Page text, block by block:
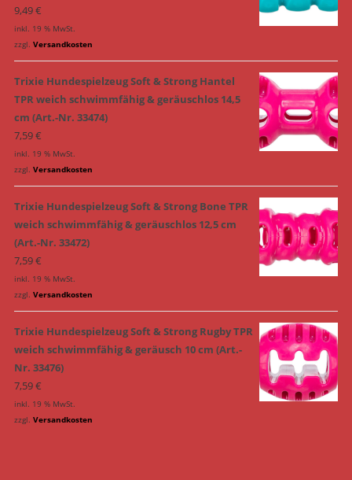
9,49€
inkl. 19 % MwSt.
zzgl. Versandkosten
Trixie Hundespielzeug Soft & Strong Hantel
TPR weich schwimmfähig & geräuschlos 14,5
cm (Art.-Nr. 33474)
7,59€
inkl. 19 % MwSt.
zzgl. Versandkosten
Trixie Hundespielzeug Soft & Strong Bone TPR
weich schwimmfähig & geräuschlos 12,5 cm
(Art.-Nr. 33472)
7,59€
inkl. 19 % MwSt.
zzgl. Versandkosten
Trixie Hundespielzeug Soft & Strong Rugby TPR
weich schwimmfähig & geräusch 10 cm (Art.-
Nr. 33476)
7,59€
inkl. 19 % MwSt.
zzgl. Versandkosten